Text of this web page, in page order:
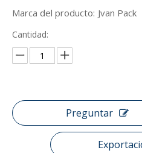
Marca del producto: Jvan Pack
Cantidad:
Preguntar